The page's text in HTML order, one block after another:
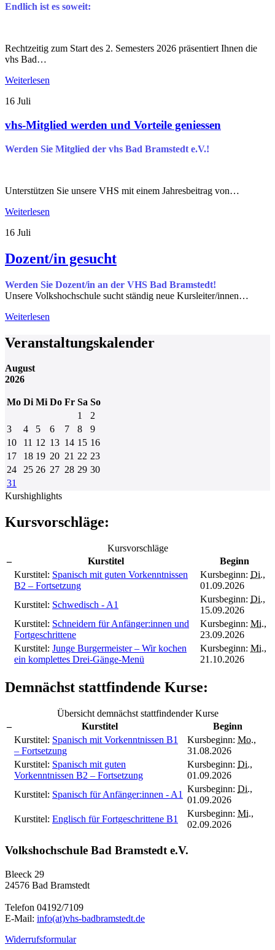
Endlich ist es soweit:
Rechtzeitig zum Start des 2. Semesters 2026 präsentiert Ihnen die
vhs Bad…
Weiterlesen
16 Juli
vhs-Mitglied werden und Vorteile geniessen
Werden Sie Mitglied der vhs Bad Bramstedt e.V.!
Unterstützen Sie unsere VHS mit einem Jahresbeitrag von…
Weiterlesen
16 Juli
Dozent/in gesucht
Werden Sie Dozent/in an der VHS Bad Bramstedt!
Unsere Volkshochschule sucht ständig neue Kursleiter/innen…
Weiterlesen
Veranstaltungskalender
August
2026
Mo Di Mi Do Fr Sa So
1
2
3
4 5 6 7 8
9
10
11 12 13 14 15 16
17
18 19 20 21 22 23
24
25 26 27 28 29 30
31
Kurshighlights
Kursvorschläge:
Kursvorschläge
–
Kurstitel
Beginn
Kurstitel: Spanisch mit guten Vorkenntnissen
B2 – Fortsetzung
Kursbeginn: Di.,
01.09.2026
Kurstitel: Schwedisch - A1
Kursbeginn: Di.,
15.09.2026
Kurstitel: Schneidern für Anfänger:innen und
Fortgeschrittene
Kursbeginn: Mi.,
23.09.2026
Kurstitel: Junge Burgermeister – Wir kochen
ein komplettes Drei-Gänge-Menü
Kursbeginn: Mi.,
21.10.2026
Demnächst stattfindende Kurse:
Übersicht demnächst stattfindender Kurse
–
Kurstitel
Beginn
Kurstitel: Spanisch mit Vorkenntnissen B1
– Fortsetzung
Kursbeginn: Mo.,
31.08.2026
Kurstitel: Spanisch mit guten
Vorkenntnissen B2 – Fortsetzung
Kursbeginn: Di.,
01.09.2026
Kurstitel: Spanisch für Anfänger:innen - A1
Kursbeginn: Di.,
01.09.2026
Kurstitel: Englisch für Fortgeschrittene B1
Kursbeginn: Mi.,
02.09.2026
Volkshochschule Bad Bramstedt e.V.
Bleeck 29
24576 Bad Bramstedt
Telefon 04192/7109
E-Mail: info(at)vhs-badbramstedt.de
Widerrufsformular